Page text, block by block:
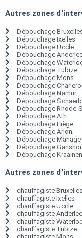
Autres zones
Débouchage
Débouchage Ixelles
Débouchage Uccle
Débouchage
Débouchage
Débouchage Tubize
Débouchage Mons
Débouchage
Débouchage Namur
Débouchage
Débouchage Rhode-
Débouchage Ath
Débouchage Liège
Débouchage Arlon
Débouchage Manage
Débouchage
Débouchage
Autres zones
chauffagiste Bruxelles
chauffagiste Ixelles
chauffagiste Uccle
chauffagiste
chauffagiste
chauffagiste Tubize